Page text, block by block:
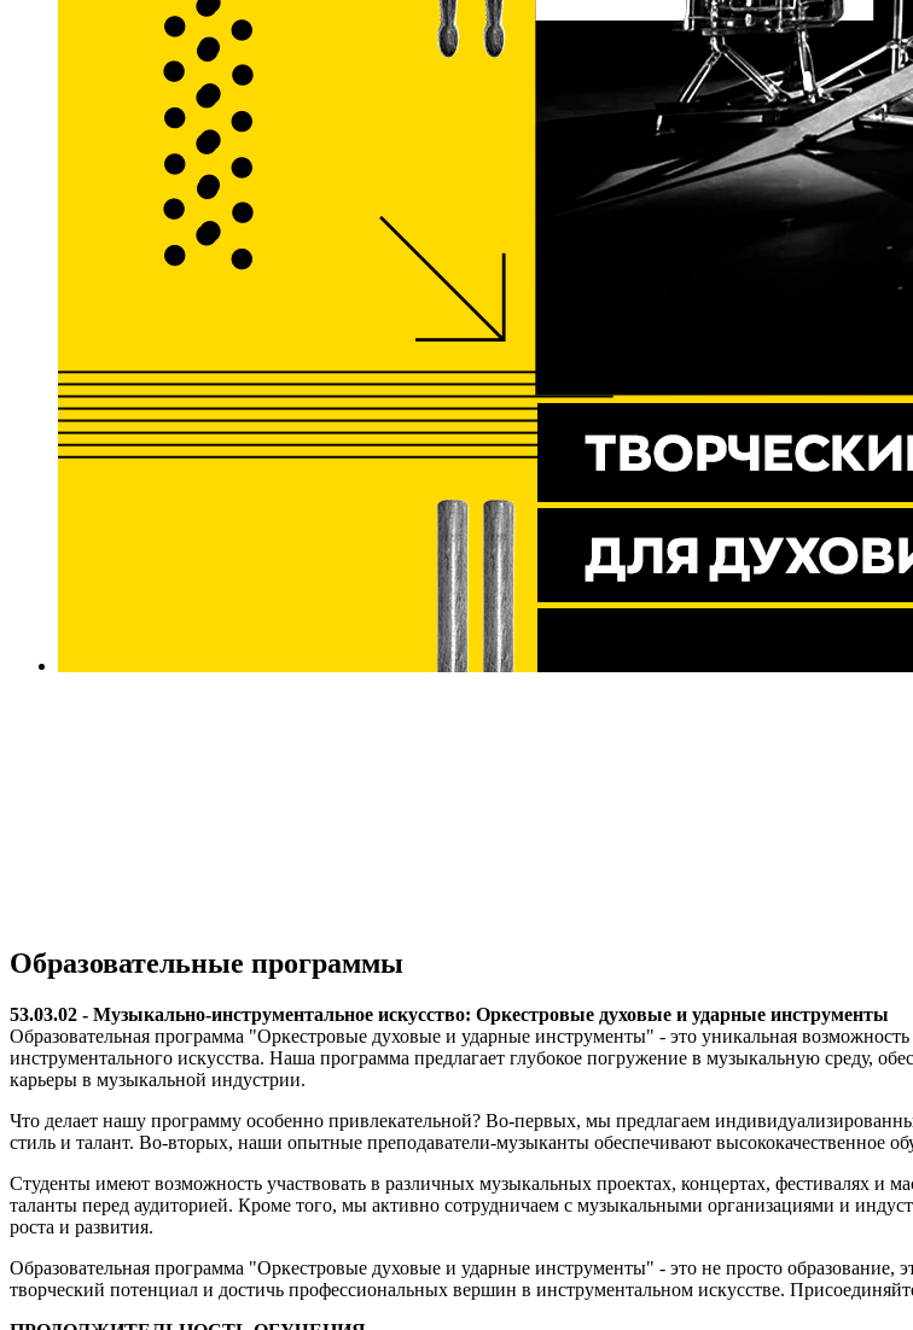
Образовательные программы
53.03.02 - Музыкально-инструментальное искусство: Оркестровые духовые и ударные инструменты
Образовательная программа "Оркестровые духовые и ударные инструменты" - это уникальная
инструментального искусства. Наша программа предлагает глубокое погружение в музыкальную среду,
карьеры в музыкальной индустрии.
Что делает нашу программу особенно привлекательной? Во-первых, мы предлагаем
стиль и талант. Во-вторых, наши опытные преподаватели-музыканты обеспечивают высококачественное
Студенты имеют возможность участвовать в различных музыкальных проектах, концертах, фестивалях и
таланты перед аудиторией. Кроме того, мы активно сотрудничаем с музыкальными организациями и
роста и развития.
Образовательная программа "Оркестровые духовые и ударные инструменты" - это не просто образование,
творческий потенциал и достичь профессиональных вершин в инструментальном искусстве.